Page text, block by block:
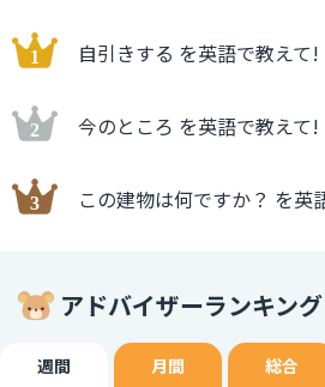
自引きする を英語で教えて!
今のところ を英語で教えて!
この建物は何ですか？ を英
アドバイザーランキング
週間 月間 総合